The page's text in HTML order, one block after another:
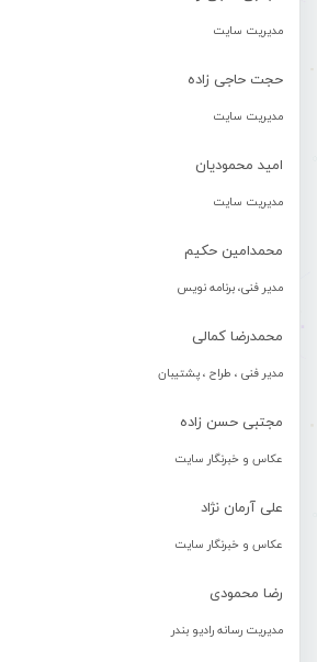
مدیریت سایت
حجت حاجی زاده
مدیریت سایت
امید محمودیان
مدیریت سایت
محمدامین حکیم
مدیر فنی، برنامه نویس
محمدرضا کمالی
مدیر فنی ، طراح ، پشتیبان
مجتبی حسن زاده
عکاس و خبرنگار سایت
علی آرمان نژاد
عکاس و خبرنگار سایت
رضا محمودی
مدیریت رسانه رادیو بندر